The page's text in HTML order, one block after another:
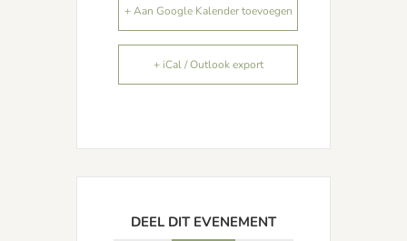
+ Aan Google Kalender toevoegen
+ iCal / Outlook export
DEEL DIT EVENEMENT